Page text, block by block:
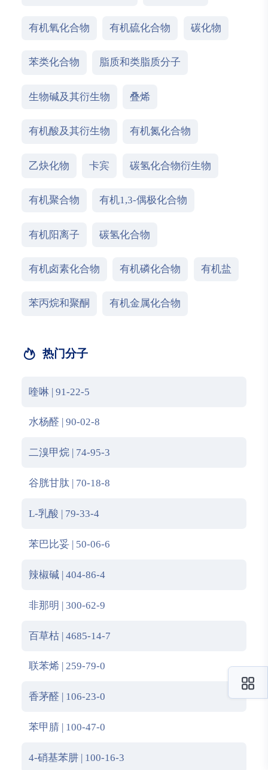
有机氧化合物 有机硫化合物 碳化物
苯类化合物 脂质和类脂质分子
生物碱及其衍生物 叠烯
有机酸及其衍生物 有机氮化合物
乙炔化物 卡宾 碳氢化合物衍生物
有机聚合物 有机1,3-偶极化合物
有机阳离子 碳氢化合物
有机卤素化合物 有机磷化合物 有机盐
苯丙烷和聚酮 有机金属化合物
热门分子
喹啉 | 91-22-5
水杨醛 | 90-02-8
二溴甲烷 | 74-95-3
谷胱甘肽 | 70-18-8
L-乳酸 | 79-33-4
苯巴比妥 | 50-06-6
辣椒碱 | 404-86-4
非那明 | 300-62-9
百草枯 | 4685-14-7
联苯烯 | 259-79-0
香茅醛 | 106-23-0
苯甲腈 | 100-47-0
4-硝基苯肼 | 100-16-3